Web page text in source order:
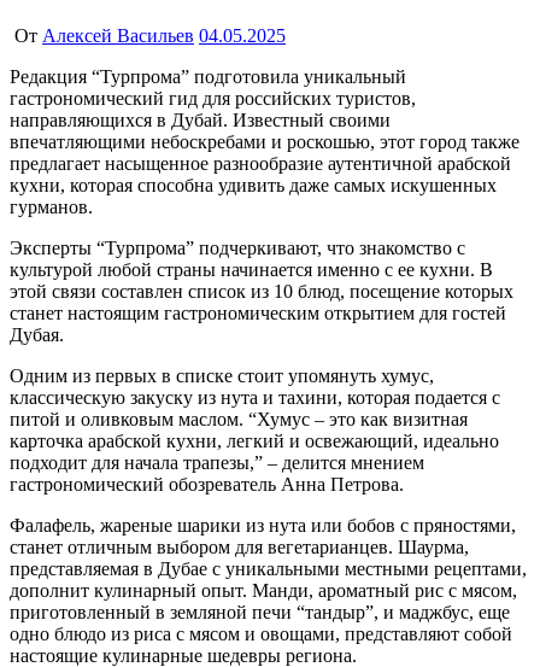
От Алексей Васильев 04.05.2025
Редакция “Турпрома” подготовила уникальный
гастрономический гид для российских туристов,
направляющихся в Дубай. Известный своими
впечатляющими небоскребами и роскошью, этот город также
предлагает насыщенное разнообразие аутентичной арабской
кухни, которая способна удивить даже самых искушенных
гурманов.
Эксперты “Турпрома” подчеркивают, что знакомство с
культурой любой страны начинается именно с ее кухни. В
этой связи составлен список из 10 блюд, посещение которых
станет настоящим гастрономическим открытием для гостей
Дубая.
Одним из первых в списке стоит упомянуть хумус,
классическую закуску из нута и тахини, которая подается с
питой и оливковым маслом. “Хумус – это как визитная
карточка арабской кухни, легкий и освежающий, идеально
подходит для начала трапезы,” – делится мнением
гастрономический обозреватель Анна Петрова.
Фалафель, жареные шарики из нута или бобов с пряностями,
станет отличным выбором для вегетарианцев. Шаурма,
представляемая в Дубае с уникальными местными рецептами,
дополнит кулинарный опыт. Манди, ароматный рис с мясом,
приготовленный в земляной печи “тандыр”, и маджбус, еще
одно блюдо из риса с мясом и овощами, представляют собой
настоящие кулинарные шедевры региона.